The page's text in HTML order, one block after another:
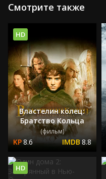
Смотрите также
Властелин колец:
Братство Кольца
(фильм)
8.6 8.8
HD
HD